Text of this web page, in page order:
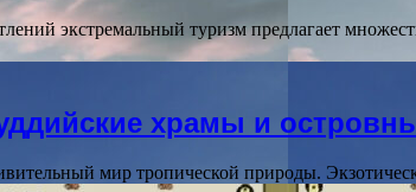
экстремальный туризм предлагает
храмы и
мир тропической природы.